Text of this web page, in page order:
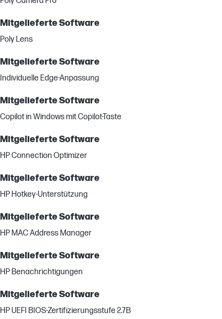
Mitgelieferte Software
Poly Lens
Mitgelieferte Software
Individuelle Edge-Anpassung
Mitgelieferte Software
Copilot in Windows mit Copilot-Taste
Mitgelieferte Software
HP Connection Optimizer
Mitgelieferte Software
HP Hotkey-Unterstützung
Mitgelieferte Software
HP MAC Address Manager
Mitgelieferte Software
HP Benachrichtigungen
Mitgelieferte Software
HP UEFI BIOS-Zertifizierungsstufe 2.7B